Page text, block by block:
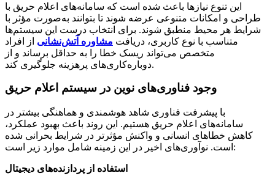
این تنوع نیازها باعث شده است که سامانه‌های اعلام حریق با
طراحی و امکانات متنوعی عرضه شوند تا بتوانند به‌صورت مؤثر با
شرایط هر محیط منطبق شوند. برای انتخاب درست این سیستم‌ها
متناسب با نوع کاربری، دریافت مشاوره آتش‌نشانی از افراد
متخصص می‌تواند ریسک خطا را به حداقل برساند و از
دوباره‌کاری‌های پرهزینه جلوگیری کند.
وجود فناوری‌های نوین در سیستم اعلام حریق
با پیشرفت فناوری شاهد هوشمندی و هماهنگی بیشتر در
سامانه‌های اعلام حریق هستیم. این روند باعث بهبود عملکرد،
کاهش خطاهای انسانی و واکنش مؤثرتر در شرایط بحرانی شده
است. نوآوری‌های اخیر در این زمینه شامل موارد زیر است:
استفاده از پردازنده‌های دیجیتال